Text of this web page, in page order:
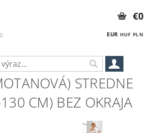
EUR HUF PLN
€0
STREDNE
CM) BEZ OKRAJA